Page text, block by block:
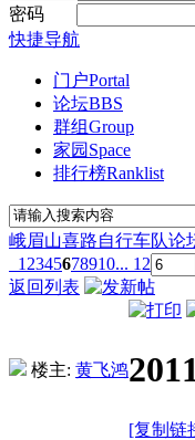
密码
快捷导航
门户Portal
论坛BBS
群组Group
家园 Space
排行榜Ranklist
峨眉山喜路自行车队论
1 2345678910... 12
返回列表
楼主: 黄飞鸿
[复制链